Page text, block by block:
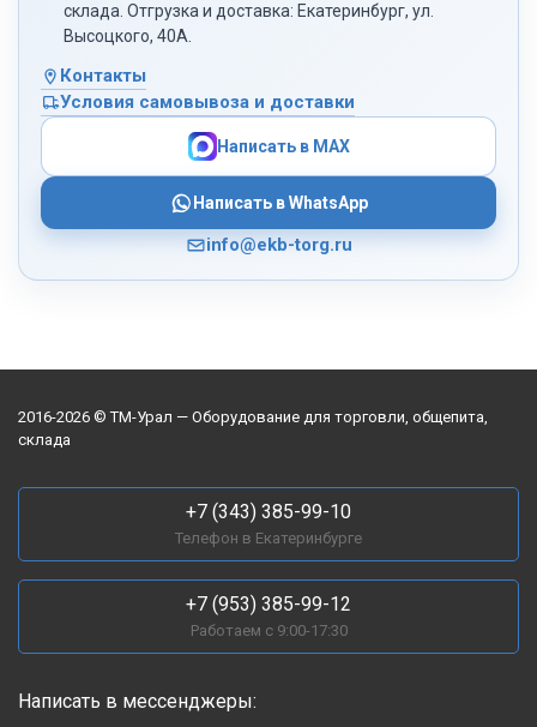
склада. Отгрузка и доставка: Екатеринбург, ул.
Высоцкого, 40А.
Контакты
Условия самовывоза и доставки
Написать в MAX
Написать в WhatsApp
info@ekb-torg.ru
2016-2026 © ТМ-Урал — Оборудование для торговли, общепита,
склада
+7 (343) 385-99-10
Телефон в Екатеринбурге
+7 (953) 385-99-12
Работаем с 9:00-17:30
Написать в мессенджеры: